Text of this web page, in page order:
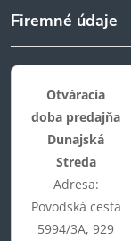
Firemné údaje
Otváracia
doba predajňa
Dunajská
Streda
Adresa:
Povodská cesta
5994/3A, 929